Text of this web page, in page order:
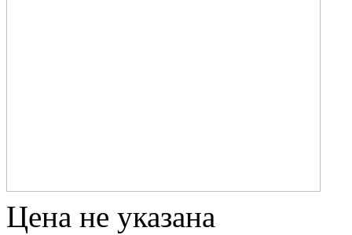
Цена не указана